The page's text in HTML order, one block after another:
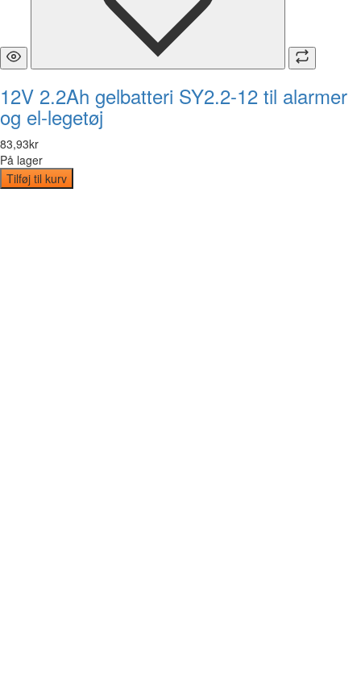
12V 2.2Ah gelbatteri SY2.2-12 til alarmer
og el-legetøj
83,93kr
På lager
Tilføj til kurv